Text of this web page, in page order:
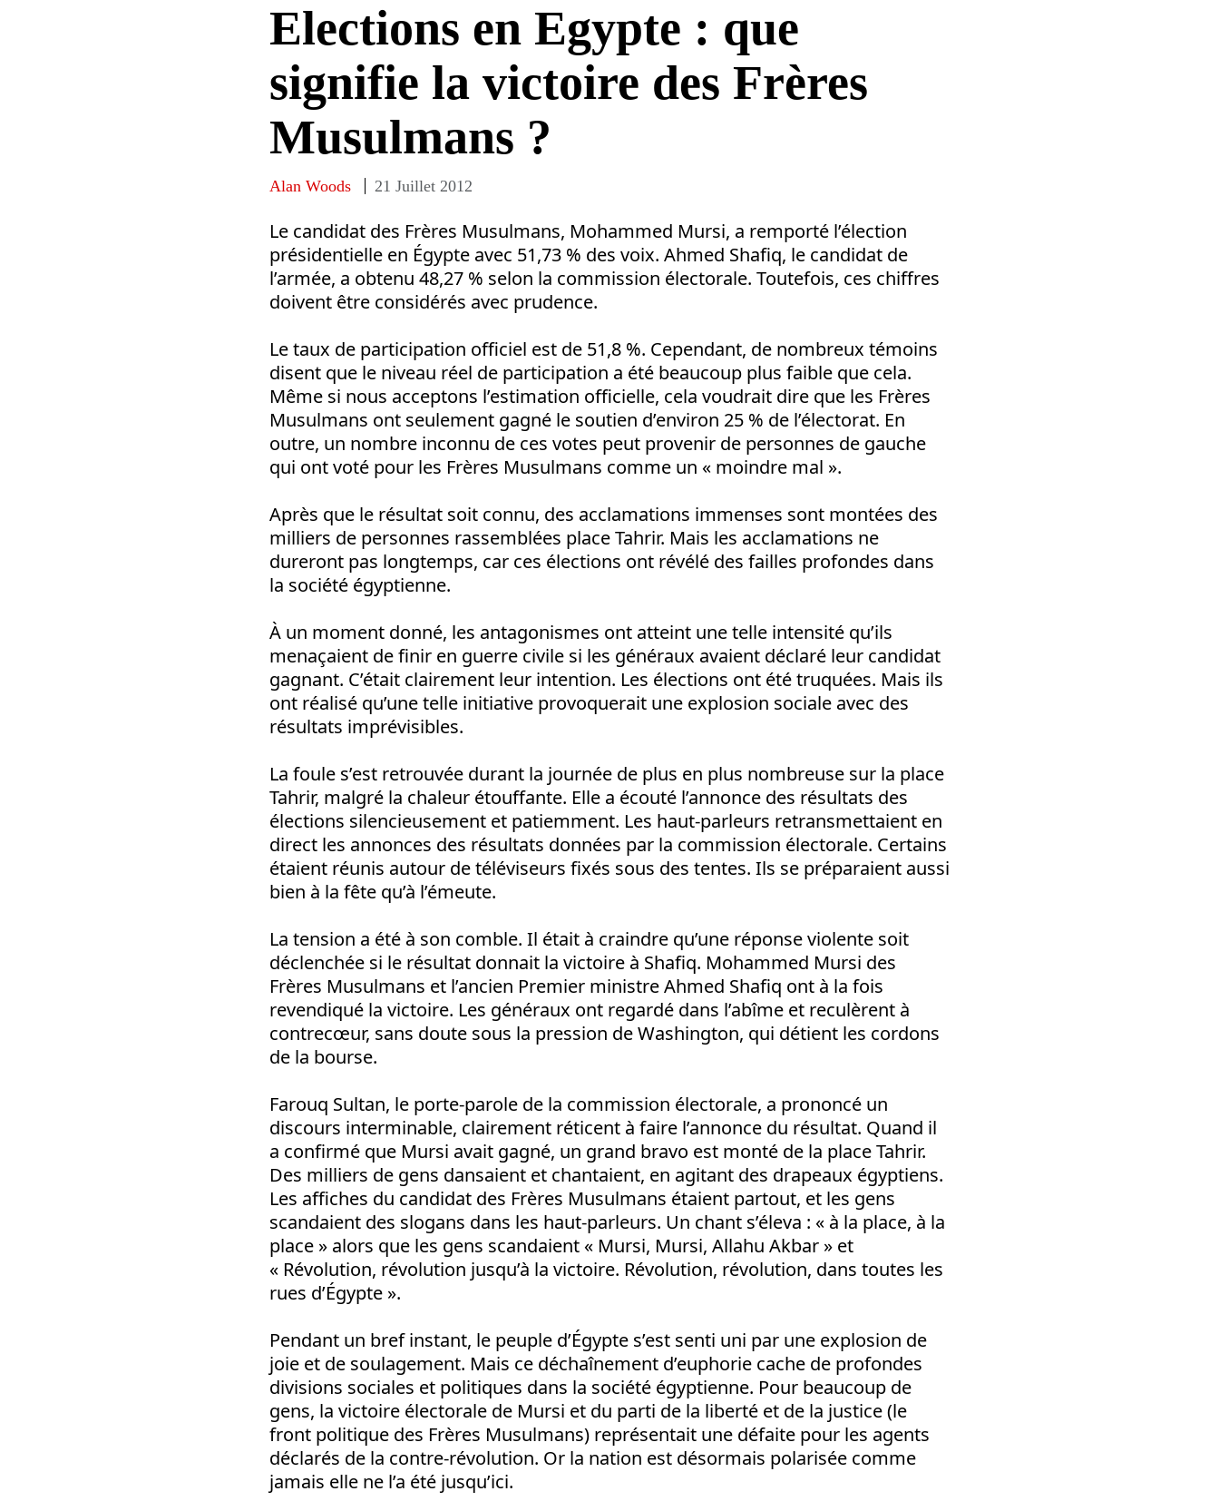
Elections en Egypte : que
signifie la victoire des Frères
Musulmans ?
Alan Woods 21 Juillet 2012
Le candidat des Frères Musulmans, Mohammed Mursi, a remporté l’élection
présidentielle en Égypte avec 51,73 % des voix. Ahmed Shafiq, le candidat de
l’armée, a obtenu 48,27 % selon la commission électorale. Toutefois, ces chiffres
doivent être considérés avec prudence.
Le taux de participation officiel est de 51,8 %. Cependant, de nombreux témoins
disent que le niveau réel de participation a été beaucoup plus faible que cela.
Même si nous acceptons l’estimation officielle, cela voudrait dire que les Frères
Musulmans ont seulement gagné le soutien d’environ 25 % de l’électorat. En
outre, un nombre inconnu de ces votes peut provenir de personnes de gauche
qui ont voté pour les Frères Musulmans comme un « moindre mal ».
Après que le résultat soit connu, des acclamations immenses sont montées des
milliers de personnes rassemblées place Tahrir. Mais les acclamations ne
dureront pas longtemps, car ces élections ont révélé des failles profondes dans
la société égyptienne.
À un moment donné, les antagonismes ont atteint une telle intensité qu’ils
menaçaient de finir en guerre civile si les généraux avaient déclaré leur candidat
gagnant. C’était clairement leur intention. Les élections ont été truquées. Mais ils
ont réalisé qu’une telle initiative provoquerait une explosion sociale avec des
résultats imprévisibles.
La foule s’est retrouvée durant la journée de plus en plus nombreuse sur la place
Tahrir, malgré la chaleur étouffante. Elle a écouté l’annonce des résultats des
élections silencieusement et patiemment. Les haut-parleurs retransmettaient en
direct les annonces des résultats données par la commission électorale. Certains
étaient réunis autour de téléviseurs fixés sous des tentes. Ils se préparaient aussi
bien à la fête qu’à l’émeute.
La tension a été à son comble. Il était à craindre qu’une réponse violente soit
déclenchée si le résultat donnait la victoire à Shafiq. Mohammed Mursi des
Frères Musulmans et l’ancien Premier ministre Ahmed Shafiq ont à la fois
revendiqué la victoire. Les généraux ont regardé dans l’abîme et reculèrent à
contrecœur, sans doute sous la pression de Washington, qui détient les cordons
de la bourse.
Farouq Sultan, le porte-parole de la commission électorale, a prononcé un
discours interminable, clairement réticent à faire l’annonce du résultat. ‪Quand il
a confirmé que ‪Mursi avait gagné, un grand bravo est monté de la place Tahrir.
Des milliers de gens dansaient et chantaient, en agitant des drapeaux égyptiens.
Les affiches du candidat des Frères Musulmans étaient partout, et les gens
scandaient des slogans dans les haut-parleurs. Un chant s’éleva : « à la place, à la
place » alors que les gens scandaient « Mursi, Mursi, Allahu Akbar » et
« Révolution, révolution jusqu’à la victoire. Révolution, révolution, dans toutes les
rues d’Égypte ».‬‬‬‬
Pendant un bref instant, le peuple d’Égypte s’est senti uni par une explosion de
joie et de soulagement. Mais ce déchaînement d’euphorie cache de profondes
divisions sociales et politiques dans la société égyptienne. Pour beaucoup de
gens, la victoire électorale de Mursi et du parti de la liberté et de la justice (le
front politique des Frères Musulmans) représentait une défaite pour les agents
déclarés de la contre-révolution. Or la nation est désormais polarisée comme
jamais elle ne l’a été jusqu’ici.